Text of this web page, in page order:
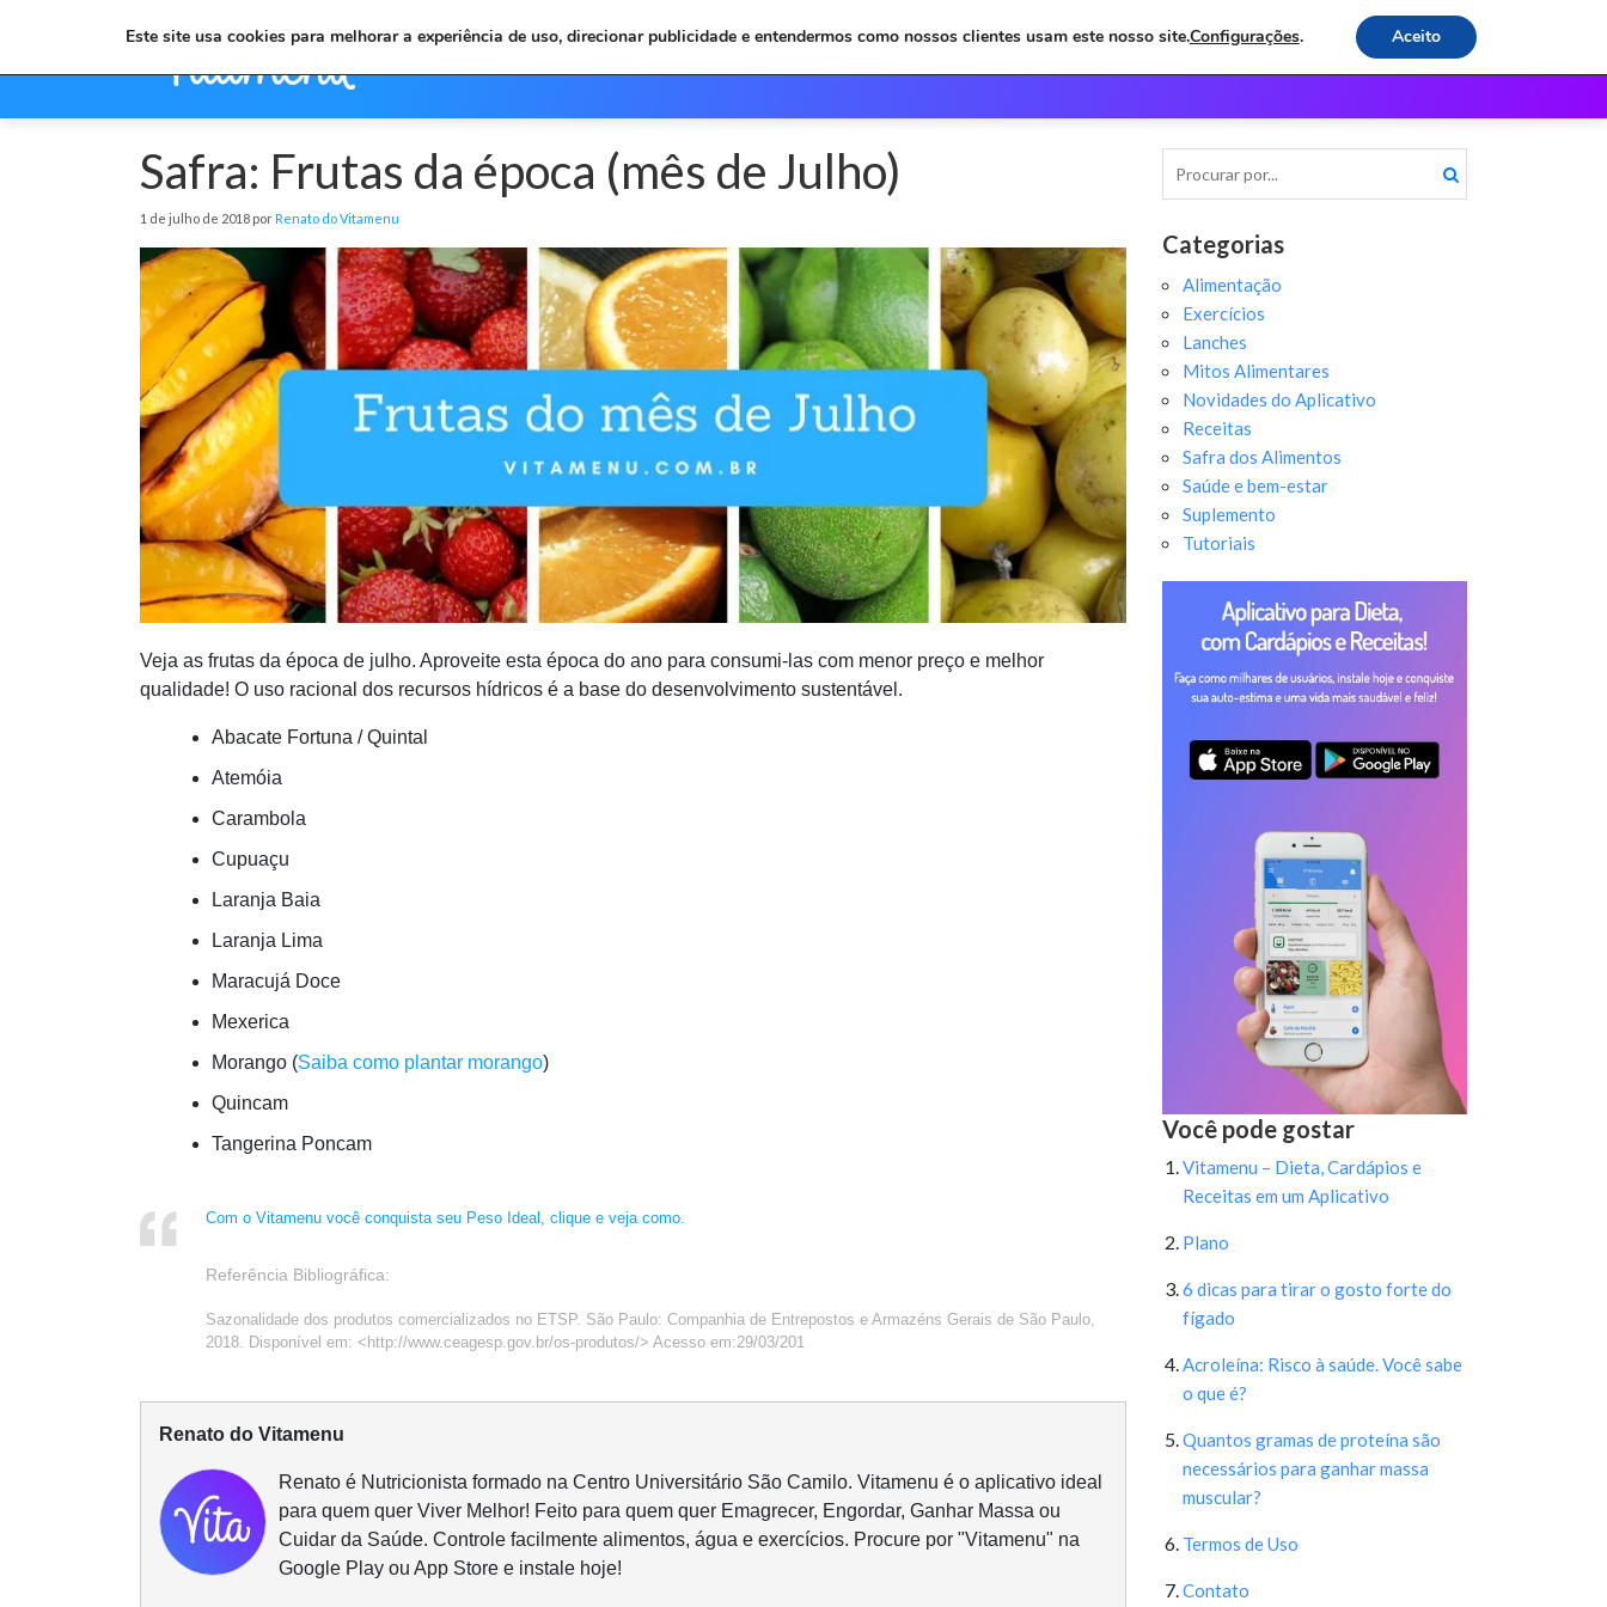
Contato
Safra: Frutas da época (mês de Julho)
1 de julho de 2018 por Renato do Vitamenu
Veja as frutas da época de julho. Aproveite esta época do ano para consumi-las com menor preço e melhor
qualidade! O uso racional dos recursos hídricos é a base do desenvolvimento sustentável.
Abacate Fortuna / Quintal
Atemóia
Carambola
Cupuaçu
Laranja Baia
Laranja Lima
Maracujá Doce
Mexerica
Morango (Saiba como plantar morango)
Quincam
Tangerina Poncam
Com o Vitamenu você conquista seu Peso Ideal, clique e veja como.
Referência Bibliográfica:
Sazonalidade dos produtos comercializados no ETSP. São Paulo: Companhia de Entrepostos e Armazéns Gerais de São Paulo,
2018. Disponível em: <http://www.ceagesp.gov.br/os-produtos/> Acesso em:29/03/201
Renato do Vitamenu
Renato é Nutricionista formado na Centro Universitário São Camilo. Vitamenu é o aplicativo ideal
para quem quer Viver Melhor! Feito para quem quer Emagrecer, Engordar, Ganhar Massa ou
Cuidar da Saúde. Controle facilmente alimentos, água e exercícios. Procure por "Vitamenu" na
Google Play ou App Store e instale hoje!
Categorias
Alimentação
Exercícios
Lanches
Mitos Alimentares
Novidades do Aplicativo
Receitas
Safra dos Alimentos
Saúde e bem-estar
Suplemento
Tutoriais
Você pode gostar
Vitamenu – Dieta, Cardápios e
Receitas em um Aplicativo
Plano
6 dicas para tirar o gosto forte do
fígado
Acroleína: Risco à saúde. Você sabe
o que é?
Quantos gramas de proteína são
necessários para ganhar massa
muscular?
Termos de Uso
Contato
Este site usa cookies para melhorar a experiência de uso, direcionar publicidade e entendermos como nossos clientes usam este nosso site.Configurações. Aceito